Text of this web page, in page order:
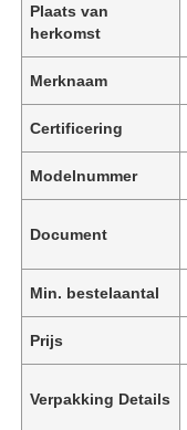
Plaats van
herkomst
Merknaam
Certificering
Modelnummer
Document
Min. bestelaantal
Prijs
Verpakking Details